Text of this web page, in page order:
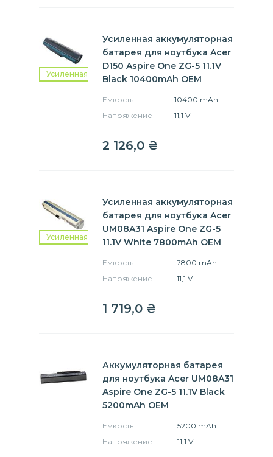
Усиленная
Усиленная аккумуляторная
батарея для ноутбука Acer
D150 Aspire One ZG-5 11.1V
Black 10400mAh OEM
Емкость
10400 mAh
Напряжение
11,1 V
2 126,0 ₴
Усиленная
Усиленная аккумуляторная
батарея для ноутбука Acer
UM08A31 Aspire One ZG-5
11.1V White 7800mAh OEM
Емкость
7800 mAh
Напряжение
11,1 V
1 719,0 ₴
Аккумуляторная батарея
для ноутбука Acer UM08A31
Aspire One ZG-5 11.1V Black
5200mAh OEM
Емкость
5200 mAh
Напряжение
11,1 V